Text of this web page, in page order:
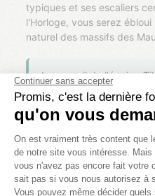
typiques et ses escaliers
l'Horloge, vous serez
naturel des massifs des
Le conseil de l'équipe
de plusieurs villages
et Saint-Paul-en-Forêt
journée, et réservez le
Fayence pour une vue
Pays de Fayence.